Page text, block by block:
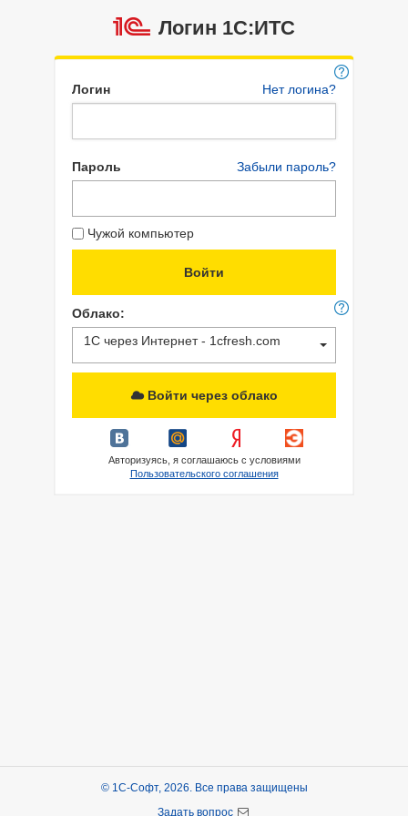
Логин 1C:ИТС
Логин Нет логина?
Пароль Забыли пароль?
Чужой компьютер
Облако:
1С через Интернет - 1cfresh.com
Войти через облако
Авторизуясь, я соглашаюсь с условиями
Пользовательского соглашения
© 1С-Софт, 2026. Все права защищены
Задать вопрос